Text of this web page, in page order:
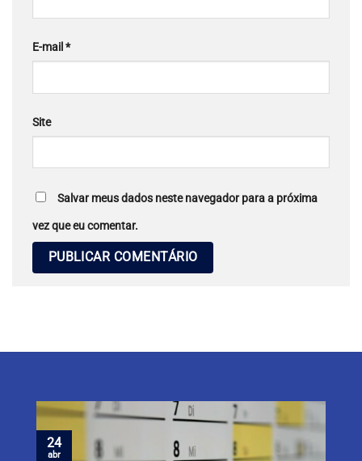
E-mail *
Site
Salvar meus dados neste navegador para a próxima
vez que eu comentar.
24
abr